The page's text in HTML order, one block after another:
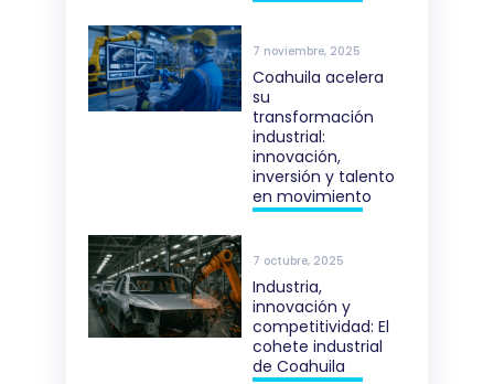
7 noviembre, 2025
Coahuila acelera
su
transformación
industrial:
innovación,
inversión y talento
en movimiento
7 octubre, 2025
Industria,
innovación y
competitividad: El
cohete industrial
de Coahuila